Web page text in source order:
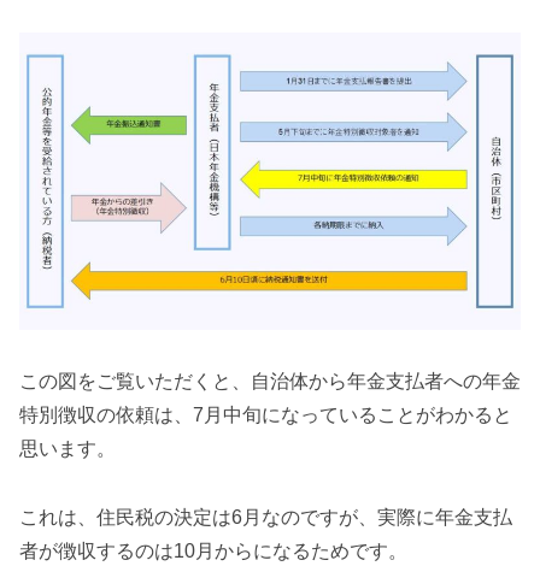
この図をご覧いただくと、自治体から年金支払者への年金
特別徴収の依頼は、7月中旬になっていることがわかると
思います。
これは、住民税の決定は6月なのですが、実際に年金支払
者が徴収するのは10月からになるためです。